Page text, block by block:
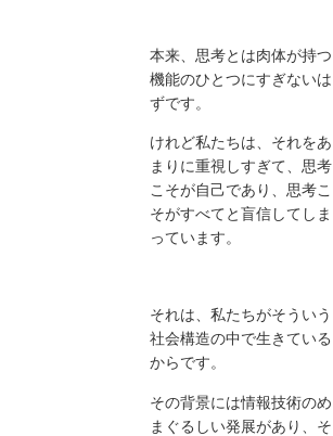
本来、思考とは肉体が持つ
機能のひとつにすぎないは
ずです。
けれど私たちは、それをあ
まりに重視しすぎて、思考
こそが自己であり、思考こ
そがすべてと盲信してしま
っています。
それは、私たちがそういう
社会構造の中で生きている
からです。
その背景には情報技術のめ
まぐるしい発展があり、そ